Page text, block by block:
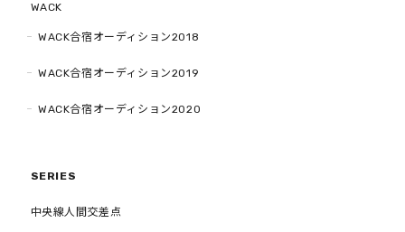
WACK
WACK合宿オーディション2018
WACK合宿オーディション2019
WACK合宿オーディション2020
SERIES
中央線人間交差点